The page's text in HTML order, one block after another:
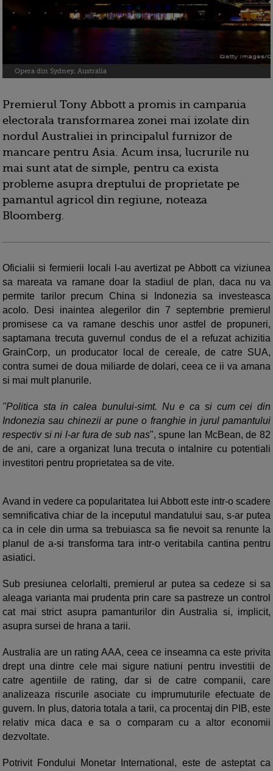
Opera din Sydney, Australia
Premierul Tony Abbott a promis in campania
electorala transformarea zonei mai izolate din
nordul Australiei in principalul furnizor de
mancare pentru Asia. Acum insa, lucrurile nu
mai sunt atat de simple, pentru ca exista
probleme asupra dreptului de proprietate pe
pamantul agricol din regiune, noteaza
Bloomberg.
Oficialii si fermierii locali l-au avertizat pe Abbott ca viziunea
sa mareata va ramane doar la stadiul de plan, daca nu va
permite tarilor precum China si Indonezia sa investeasca
acolo. Desi inaintea alegerilor din 7 septembrie premierul
promisese ca va ramane deschis unor astfel de propuneri,
saptamana trecuta guvernul condus de el a refuzat achizitia
GrainCorp, un producator local de cereale, de catre SUA,
contra sumei de doua miliarde de dolari, ceea ce ii va amana
si mai mult planurile.
"Politica sta in calea bunului-simt. Nu e ca si cum cei din
Indonezia sau chinezii ar pune o franghie in jurul pamantului
respectiv si ni l-ar fura de sub nas", spune Ian McBean, de 82
de ani, care a organizat luna trecuta o intalnire cu potentiali
investitori pentru proprietatea sa de vite.
Avand in vedere ca popularitatea lui Abbott este intr-o scadere
semnificativa chiar de la inceputul mandatului sau, s-ar putea
ca in cele din urma sa trebuiasca sa fie nevoit sa renunte la
planul de a-si transforma tara intr-o veritabila cantina pentru
asiatici.
Sub presiunea celorlalti, premierul ar putea sa cedeze si sa
aleaga varianta mai prudenta prin care sa pastreze un control
cat mai strict asupra pamanturilor din Australia si, implicit,
asupra sursei de hrana a tarii.
Australia are un rating AAA, ceea ce inseamna ca este privita
drept una dintre cele mai sigure natiuni pentru investitii de
catre agentiile de rating, dar si de catre companii, care
analizeaza riscurile asociate cu imprumuturile efectuate de
guvern. In plus, datoria totala a tarii, ca procentaj din PIB, este
relativ mica daca e sa o comparam cu a altor economii
dezvoltate.
Potrivit Fondului Monetar International, este de asteptat ca